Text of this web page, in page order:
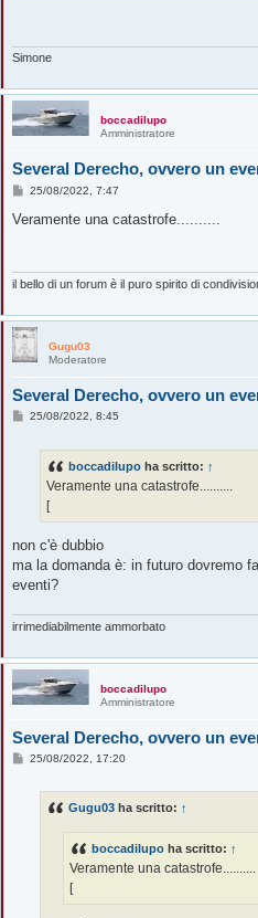
Simone
boccadilupo
Amministratore
Several Derecho, ovvero un
M
s
i
25/08/2022, 7:47
Veramente una catastrofe..........
il bello di un forum è il puro spirito di
Gugu03
Moderatore
Several Derecho, ovvero un
M25/08/2022, 8:45
boccadilupo ha scritto: ↑
Veramente una catastrofe..........
[
non c'è dubbio
ma la domanda è: in futuro dovremo
eventi?
irrimediabilmente ammorbato
boccadilupo
Amministratore
Several Derecho, ovvero un
M25/08/2022, 17:20
Gugu03 ha scritto: ↑
boccadilupo ha scritto: ↑
Veramente una catastrofe..........
[